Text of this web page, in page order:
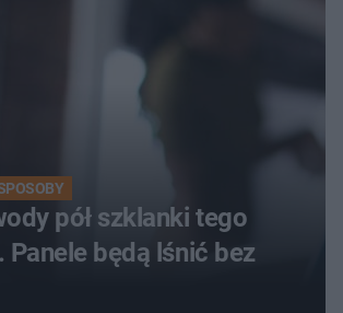
pół szklanki tego
Panele będą lśnić bez